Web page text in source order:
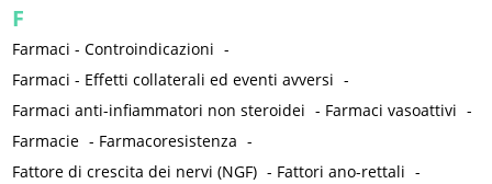
F
Farmaci - Controindicazioni -
Farmaci - Effetti collaterali ed eventi avversi -
Farmaci anti-infiammatori non steroidei - Farmaci vasoattivi -
Farmacie - Farmacoresistenza -
Fattore di crescita dei nervi (NGF) - Fattori ano-rettali -